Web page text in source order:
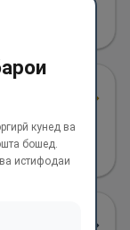
Дуоҳои
шайтон,
кунед ва
бошед.
истифодаи